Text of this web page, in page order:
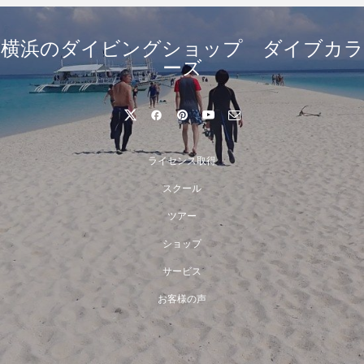
横浜のダイビングショップ ダイブカラ
ーズ
ライセンス取得
スクール
ツアー
ショップ
サービス
お客様の声